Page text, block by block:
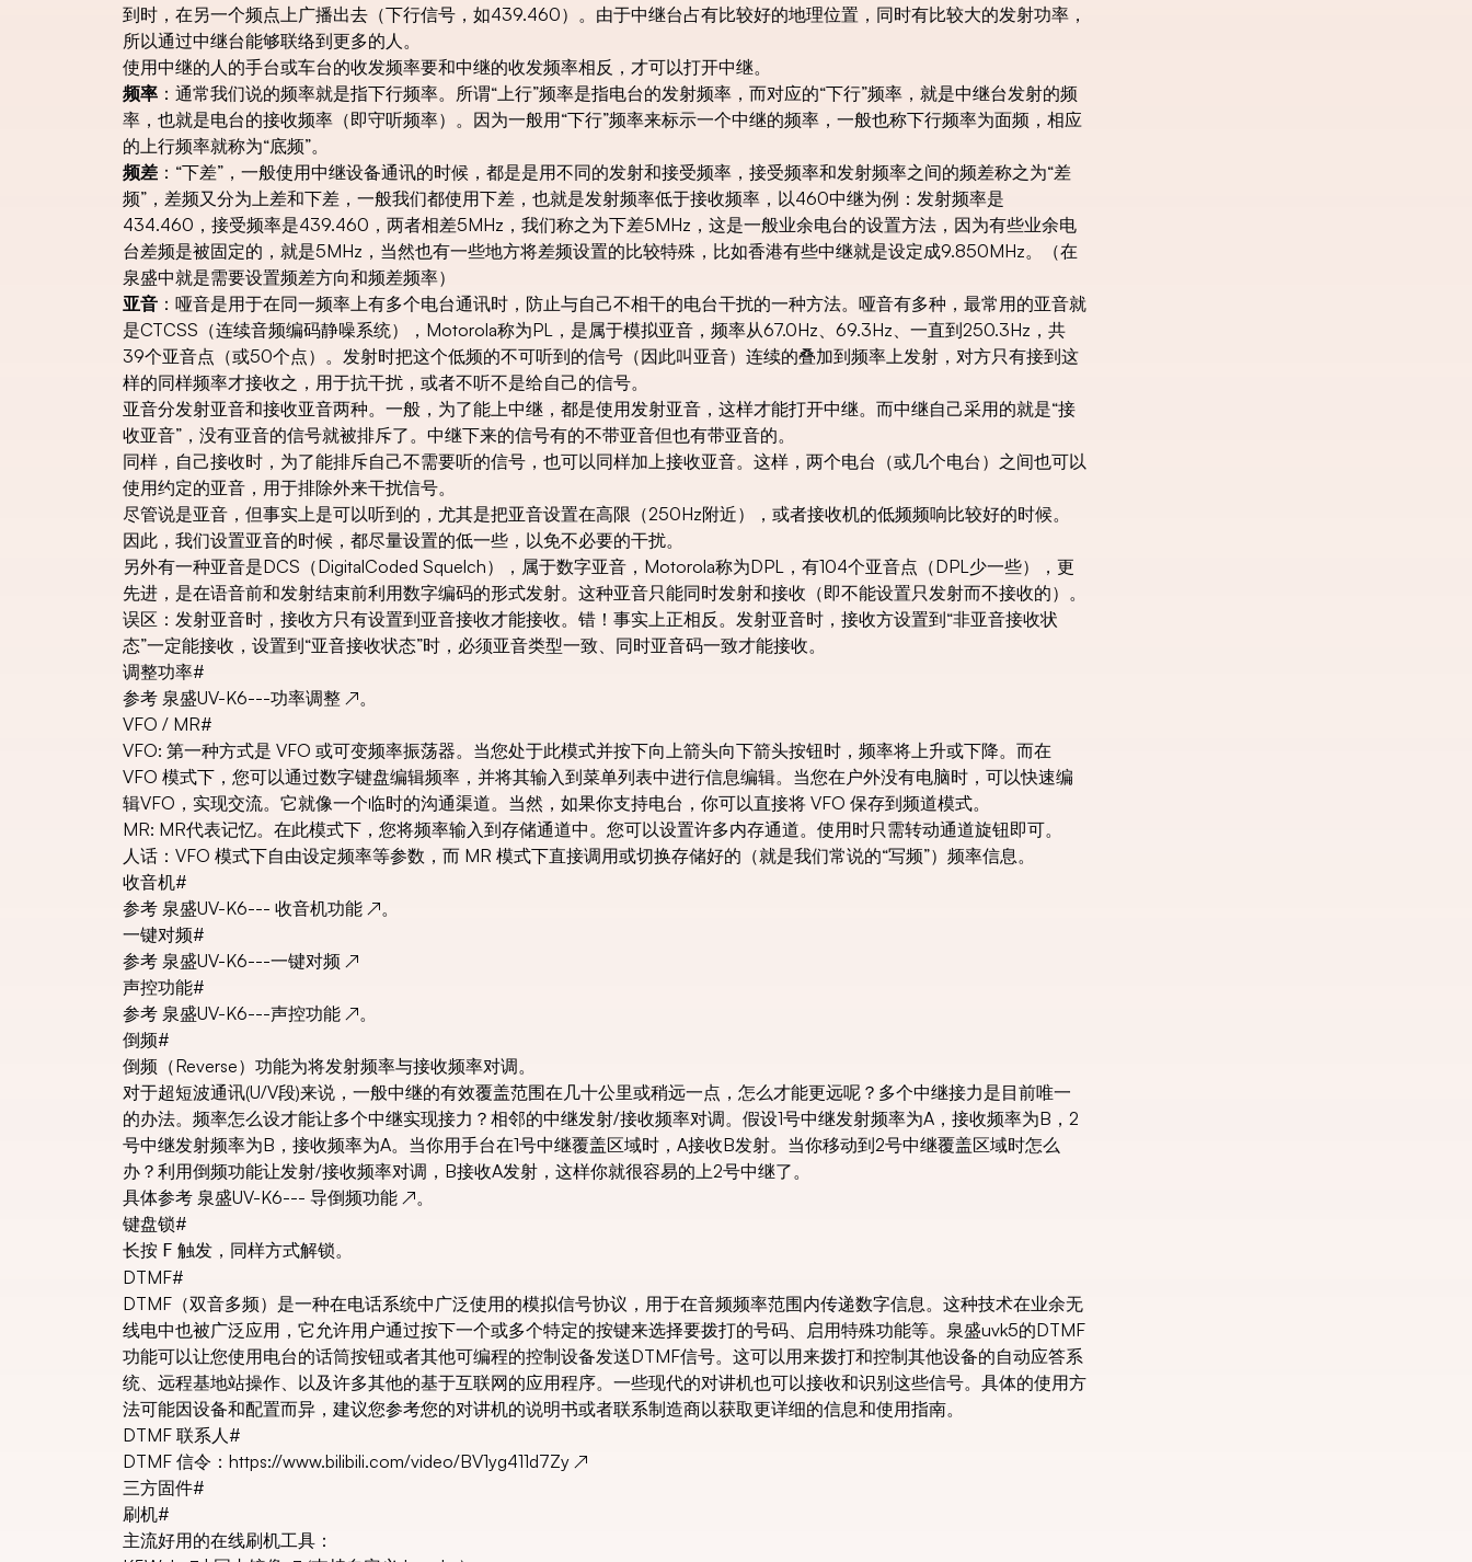
到时，在另一个频点上广播出去（下行信号，如439.460）。由于中继台占有比较好的地理位置，同时有比较大的发射功率，
所以通过中继台能够联络到更多的人。
使用中继的人的手台或车台的收发频率要和中继的收发频率相反，才可以打开中继。
频率 ：通常我们说的频率就是指下行频率。所谓“上行”频率是指电台的发射频率，而对应的“下行”频率，就是中继台发射的频
率，也就是电台的接收频率（即守听频率）。因为一般用“下行”频率来标示一个中继的频率，一般也称下行频率为面频，相应
的上行频率就称为“底频”。
频差 ：“下差”，一般使用中继设备通讯的时候，都是是用不同的发射和接受频率，接受频率和发射频率之间的频差称之为“差
频”，差频又分为上差和下差，一般我们都使用下差，也就是发射频率低于接收频率，以460中继为例：发射频率是
434.460，接受频率是439.460，两者相差5MHz，我们称之为下差5MHz，这是一般业余电台的设置方法，因为有些业余电
台差频是被固定的，就是5MHz，当然也有一些地方将差频设置的比较特殊，比如香港有些中继就是设定成9.850MHz。（在
泉盛中就是需要设置频差方向和频差频率）
亚音 ：哑音是用于在同一频率上有多个电台通讯时，防止与自己不相干的电台干扰的一种方法。哑音有多种，最常用的亚音就
是CTCSS（连续音频编码静噪系统），Motorola称为PL，是属于模拟亚音，频率从67.0Hz、69.3Hz、一直到250.3Hz，共
39个亚音点（或50个点）。发射时把这个低频的不可听到的信号（因此叫亚音）连续的叠加到频率上发射，对方只有接到这
样的同样频率才接收之，用于抗干扰，或者不听不是给自己的信号。
亚音分发射亚音和接收亚音两种。一般，为了能上中继，都是使用发射亚音，这样才能打开中继。而中继自己采用的就是“接
收亚音”，没有亚音的信号就被排斥了。中继下来的信号有的不带亚音但也有带亚音的。
同样，自己接收时，为了能排斥自己不需要听的信号，也可以同样加上接收亚音。这样，两个电台（或几个电台）之间也可以
使用约定的亚音，用于排除外来干扰信号。
尽管说是亚音，但事实上是可以听到的，尤其是把亚音设置在高限（250Hz附近），或者接收机的低频频响比较好的时候。
因此，我们设置亚音的时候，都尽量设置的低一些，以免不必要的干扰。
另外有一种亚音是DCS（DigitalCoded Squelch），属于数字亚音，Motorola称为DPL，有104个亚音点（DPL少一些），更
先进，是在语音前和发射结束前利用数字编码的形式发射。这种亚音只能同时发射和接收（即不能设置只发射而不接收的）。
误区：发射亚音时，接收方只有设置到亚音接收才能接收。错！事实上正相反。发射亚音时，接收方设置到“非亚音接收状
态”一定能接收，设置到“亚音接收状态”时，必须亚音类型一致、同时亚音码一致才能接收。
调整功率#
参考 泉盛UV-K6---功率调整 ↗。
VFO / MR#
VFO: 第一种方式是 VFO 或可变频率振荡器。当您处于此模式并按下向上箭头向下箭头按钮时，频率将上升或下降。而在
VFO 模式下，您可以通过数字键盘编辑频率，并将其输入到菜单列表中进行信息编辑。当您在户外没有电脑时，可以快速编
辑VFO，实现交流。它就像一个临时的沟通渠道。当然，如果你支持电台，你可以直接将 VFO 保存到频道模式。
MR: MR代表记忆。在此模式下，您将频率输入到存储通道中。您可以设置许多内存通道。使用时只需转动通道旋钮即可。
人话：VFO 模式下自由设定频率等参数，而 MR 模式下直接调用或切换存储好的（就是我们常说的“写频”）频率信息。
收音机#
参考 泉盛UV-K6--- 收音机功能 ↗。
一键对频#
参考 泉盛UV-K6---一键对频 ↗
声控功能#
参考 泉盛UV-K6---声控功能 ↗。
倒频#
倒频（Reverse）功能为将发射频率与接收频率对调。
对于超短波通讯(U/V段)来说，一般中继的有效覆盖范围在几十公里或稍远一点，怎么才能更远呢？多个中继接力是目前唯一
的办法。频率怎么设才能让多个中继实现接力？相邻的中继发射/接收频率对调。假设1号中继发射频率为A，接收频率为B，2
号中继发射频率为B，接收频率为A。当你用手台在1号中继覆盖区域时，A接收B发射。当你移动到2号中继覆盖区域时怎么
办？利用倒频功能让发射/接收频率对调，B接收A发射，这样你就很容易的上2号中继了。
具体参考 泉盛UV-K6--- 导倒频功能 ↗。
键盘锁#
长按 F 触发，同样方式解锁。
DTMF#
DTMF（双音多频）是一种在电话系统中广泛使用的模拟信号协议，用于在音频频率范围内传递数字信息。这种技术在业余无
线电中也被广泛应用，它允许用户通过按下一个或多个特定的按键来选择要拨打的号码、启用特殊功能等。泉盛uvk5的DTMF
功能可以让您使用电台的话筒按钮或者其他可编程的控制设备发送DTMF信号。这可以用来拨打和控制其他设备的自动应答系
统、远程基地站操作、以及许多其他的基于互联网的应用程序。一些现代的对讲机也可以接收和识别这些信号。具体的使用方
法可能因设备和配置而异，建议您参考您的对讲机的说明书或者联系制造商以获取更详细的信息和使用指南。
DTMF 联系人 #
DTMF 信令： https://www.bilibili.com/video/BV1yg411d7Zy ↗
三方固件#
刷机#
主流好用的在线刷机工具：